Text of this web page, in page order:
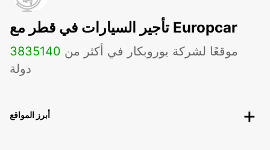
تأجير السيارات في قطر مع Europcar
3835 موقعًا لشركة يوروبكار في أكثر من 140
دولة
أبرز المواقع